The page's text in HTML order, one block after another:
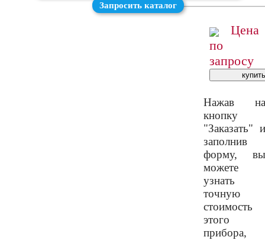
Запросить каталог
Цена
по
запросу
Нажав на
кнопку
"Заказать" и
заполнив
форму, вы
можете
узнать
точную
стоимость
этого
прибора,